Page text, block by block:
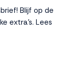
Blijf op de
extra’s. Lees